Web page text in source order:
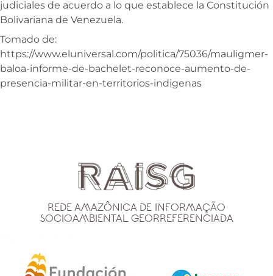
judiciales de acuerdo a lo que establece la Constitución
Bolivariana de Venezuela.
Tomado de:
https://www.eluniversal.com/politica/75036/mauligmer-
baloa-informe-de-bachelet-reconoce-aumento-de-
presencia-militar-en-territorios-indigenas
Rede Amazônica de Informação
Socioambiental Georreferenciada